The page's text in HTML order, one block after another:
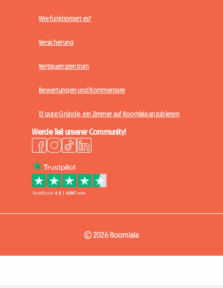
Wie funktioniert es?
Versicherung
Vertrauenszentrum
Bewertungen und Kommentare
12 gute Gründe, ein Zimmer auf Roomlala anzubieten
Werde Teil unserer Community!
© 2026 Roomlala